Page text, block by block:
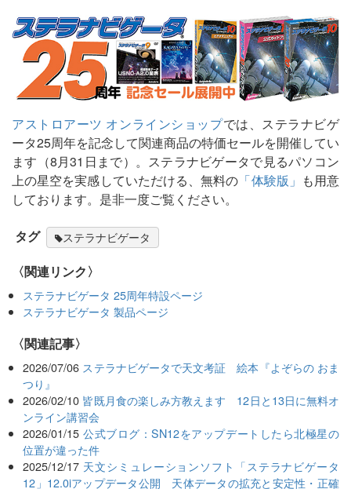
アストロアーツ オンラインショップでは、ステラナビゲ
ータ25周年を記念して関連商品の特価セールを開催してい
ます（8月31日まで）。ステラナビゲータで見るパソコン
上の星空を実感していただける、無料の 「体験版」 も用意
しております。是非一度ご覧ください。
タグ ステラナビゲータ
〈関連リンク〉
ステラナビゲータ 25周年特設ページ
ステラナビゲータ 製品ページ
関連記事
2026/07/06 ステラナビゲータで天文考証 絵本『よぞらの おま
つり』
2026/02/10 皆既月食の楽しみ方教えます 12日と13日に無料オ
ンライン講習会
2026/01/15 公式ブログ：SN12をアップデートしたら北極星の
位置が違った件
2025/12/17 天文シミュレーションソフト「ステラナビゲータ
12」12.0iアップデータ公開 天体データの拡充と安定性・正確